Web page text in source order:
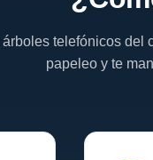
telefónicos del
papeleo y te